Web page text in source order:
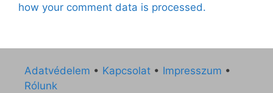
how your comment data is processed.
Adatvédelem • Kapcsolat • Impresszum •
Rólunk